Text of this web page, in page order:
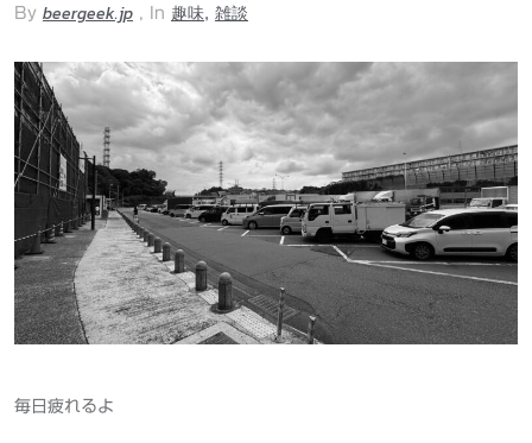
By beergeek.jp , In 趣味 雑談
毎日疲れるよ